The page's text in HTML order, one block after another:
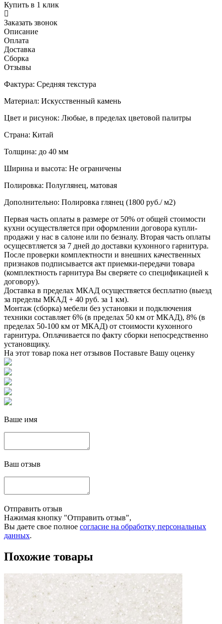
Купить в 1 клик
Заказать звонок
Описание
Оплата
Доставка
Сборка
Отзывы
Фактура: Средняя текстура
Материал: Искусственный камень
Цвет и рисунок: Любые, в пределах цветовой палитры
Страна: Китай
Толщина: до 40 мм
Ширина и высота: Не ограничены
Полировка: Полуглянец, матовая
Дополнительно: Полировка глянец (1800 руб./ м2)
Первая часть оплаты в размере от 50% от общей стоимости
кухни осуществляется при оформлении договора купли-
продажи у нас в салоне или по безналу. Вторая часть оплаты
осущесвтляется за 7 дней до доставки кухонного гарнитура.
После проверки комплектности и внешних качественных
признаков подписывается акт приемки-передачи товара
(комплектность гарнитура Вы сверяете со спецификацией к
договору).
Доставка в пределах МКАД осуществяется бесплатно (выезд
за пределы МКАД + 40 руб. за 1 км).
Монтаж (сборка) мебели без установки и подключения
техники составляет 6% (в пределах 50 км от МКАД), 8% (в
пределах 50-100 км от МКАД) от стоимости кухонного
гарнитура. Оплачивается по факту сборки непосредственно
установщику.
На этот товар пока нет отзывов Поставьте Вашу оценку
Ваше имя
Ваш отзыв
Отправить отзыв
Нажимая кнопку "Отправить отзыв",
Вы даете свое полное согласие на обработку персональных
данных.
Похожие товары